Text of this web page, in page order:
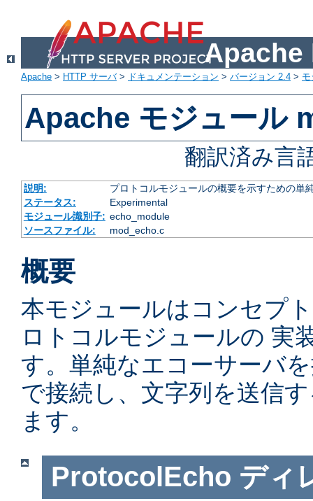
Apache
Apache > HTTP サーバ> ドキュメンテーション > バージョン 2.4 >
Apache モジュール
翻訳済み言
説明:
プロトコルモジュールの概要を示すための単
ステータス:
Experimental
モジュール識別子: echo_module
ソースファイル:
mod_echo.c
概要
本モジュールはコンセプ
ロトコルモジュールの 実
す。単純なエコーサーバ
で接続し、文字列を送信
ます。
ProtocolEcho ディ